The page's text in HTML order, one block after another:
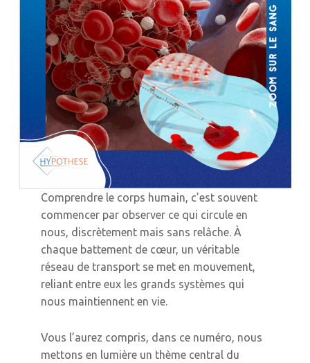
Comprendre le corps humain, c’est souvent
commencer par observer ce qui circule en
nous, discrètement mais sans relâche. À
chaque battement de cœur, un véritable
réseau de transport se met en mouvement,
reliant entre eux les grands systèmes qui
nous maintiennent en vie.
Vous l’aurez compris, dans ce numéro, nous
mettons en lumière un thème central du